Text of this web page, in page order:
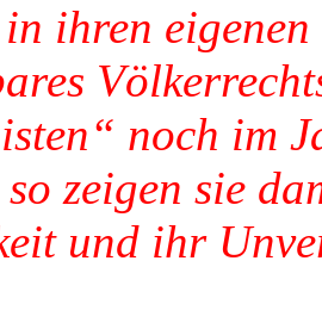
ihren
noch im
zeigen sie
und ihr